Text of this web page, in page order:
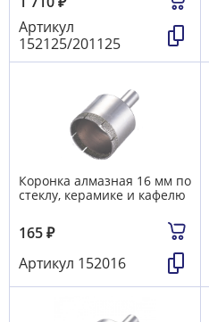
Артикул
152125/201125
Коронка алмазная 16 мм по
стеклу, керамике и кафелю
165₽
Артикул 152016